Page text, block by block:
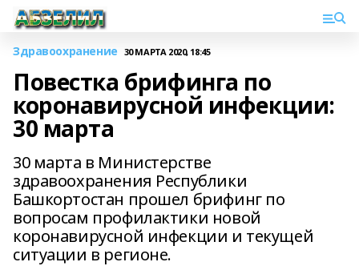
Здравоохранение 30 МАРТА 2020, 18:45
Повестка брифинга по
коронавирусной инфекции:
30 марта
30 марта в Министерстве
здравоохранения Республики
Башкортостан прошел брифинг по
вопросам профилактики новой
коронавирусной инфекции и текущей
ситуации в регионе.